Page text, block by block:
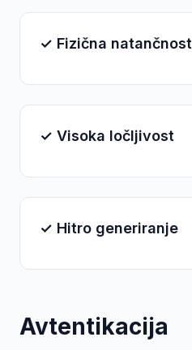
✓ Fizična natančnost
✓ Visoka ločljivost
✓ Hitro generiranje
Avtentikacija